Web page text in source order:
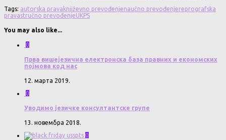
Tags: autorska prava književno prevođenjenaučno prevođenjereprografska
pravastručno prevođenjeUKPS
You may also like...
0
Прва вишејезична електронска база правних и економских
појмова код нас
12. марта 2019.
0
Уводимо језичке консултантске групе
13. новембра 2018.
0